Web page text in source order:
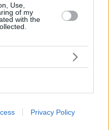
Use,
of my
with the
Privacy Policy
Sportday
για